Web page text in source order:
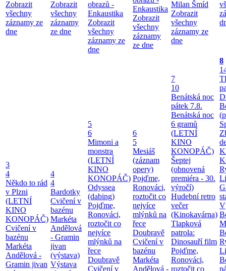
Zobrazit
všechny
záznamy ze
dne
Zobrazit
všechny
záznamy
ze dne
obrazů -
Enkaustika
Zobrazit
všechny
záznamy ze
dne
Enkaustika
Zobrazit
všechny
záznamy
ze dne
Milan Šmíd
Zobrazit
všechny
záznamy ze
dne
3
4
Někdo to rád
v Plzni
(LETNÍ
KINO
KONOPÁČ)
Cvičení v
bazénu
Markéta
Andělová -
Gramin jivan
4
4
Bardotky
Cvičení v
bazénu
Markéta
Andělová
- Gramin
jivan
(výstava)
Výstava
5
6
Mimoni a
monstra
(LETNÍ
KINO
KONOPÁČ)
Odyssea
(dabing)
Pojďme,
Ronováci,
roztočit co
nejvíce
mlýnků na
řece
Doubravě
Cvičení v
6
5
Mesiáš
(záznam
opery)
Pojďme,
Ronováci,
roztočit co
nejvíce
mlýnků na
řece
Doubravě
Cvičení v
bazénu
Markéta
Andělová -
7
10
Benátská noc
pátek 7.8.
Benátská noc
6 gramů
(LETNÍ
KINO
KONOPÁČ)
Šeptej
(obnovená
premiéra - 30.
výročí)
Hudební retro
večer
(Kinokavárna)
Tlapková
patrola:
Dinosauří film
Pojďme,
Ronováci,
roztočit co
8